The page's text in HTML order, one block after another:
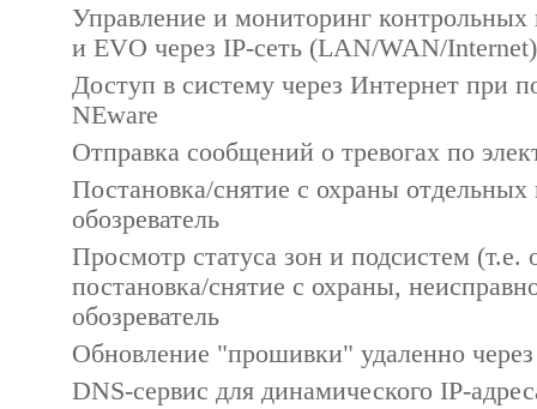
Управление и мониторинг контрольных
и EVO через IP-сеть (LAN/WAN/Internet)
Доступ в систему через Интернет при
NEware
Отправка сообщений о тревогах по
Постановка/снятие с охраны отдельных
обозреватель
Просмотр статуса зон и подсистем (т.е.
постановка/снятие с охраны,
обозреватель
Обновление "прошивки" удаленно
DNS-сервис для динамического IP-